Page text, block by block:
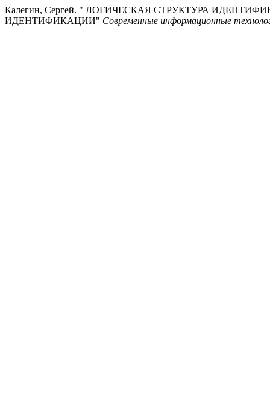
Калегин, Сергей. " ЛОГИЧЕСКАЯ СТРУКТУРА
ИДЕНТИФИКАЦИИ" Современные информационные